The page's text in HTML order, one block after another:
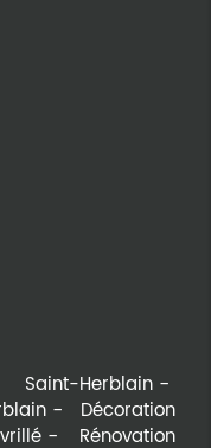
Herblain
Décoration
Rénovation